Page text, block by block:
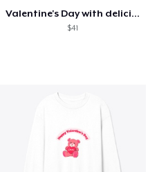
Valentine's Day with delicious food
$41